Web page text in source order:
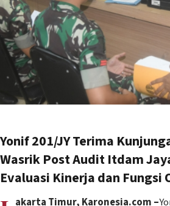
Yonif 201/JY Terima
Wasrik Post Audit Itdam
Evaluasi Kinerja dan Fungsi
akarta Timur, Karonesia.com –